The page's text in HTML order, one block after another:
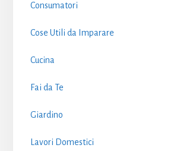
Consumatori
Cose Utili da Imparare
Cucina
Fai da Te
Giardino
Lavori Domestici